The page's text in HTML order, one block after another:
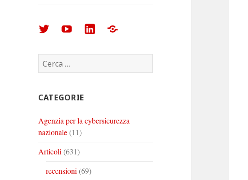
Arturo
Corinto
su
Arturo
Corinto
su
Arturo
su
Foto
Ricerca
per:
CATEGORIE
Agenzia per la cybersicurezza
nazionale(11)
Articoli (631)
recensioni (69)